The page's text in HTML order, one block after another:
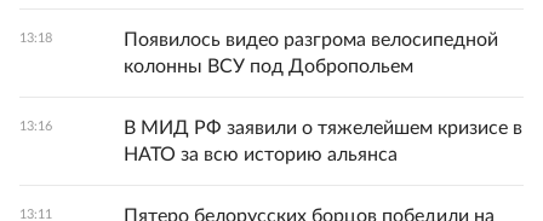
13:18
Появилось видео разгрома велосипедной
колонны ВСУ под Добропольем
13:16
В МИД РФ заявили о тяжелейшем кризисе в
НАТО за всю историю альянса
13:11
Пятеро белорусских борцов победили на